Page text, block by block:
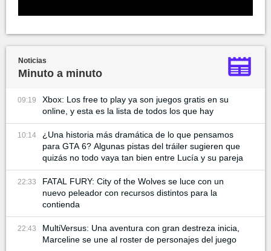
Noticias
Minuto a minuto
09:19
Xbox: Los free to play ya son juegos gratis en su
online, y esta es la lista de todos los que hay
10:14
¿Una historia más dramática de lo que pensamos
para GTA 6? Algunas pistas del tráiler sugieren que
quizás no todo vaya tan bien entre Lucía y su pareja
22:33
FATAL FURY: City of the Wolves se luce con un
nuevo peleador con recursos distintos para la
contienda
22:43
MultiVersus: Una aventura con gran destreza inicia,
Marceline se une al roster de personajes del juego